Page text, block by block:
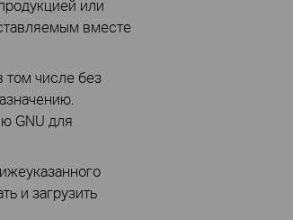
или
вместе
числе без
GNU для
и загрузить